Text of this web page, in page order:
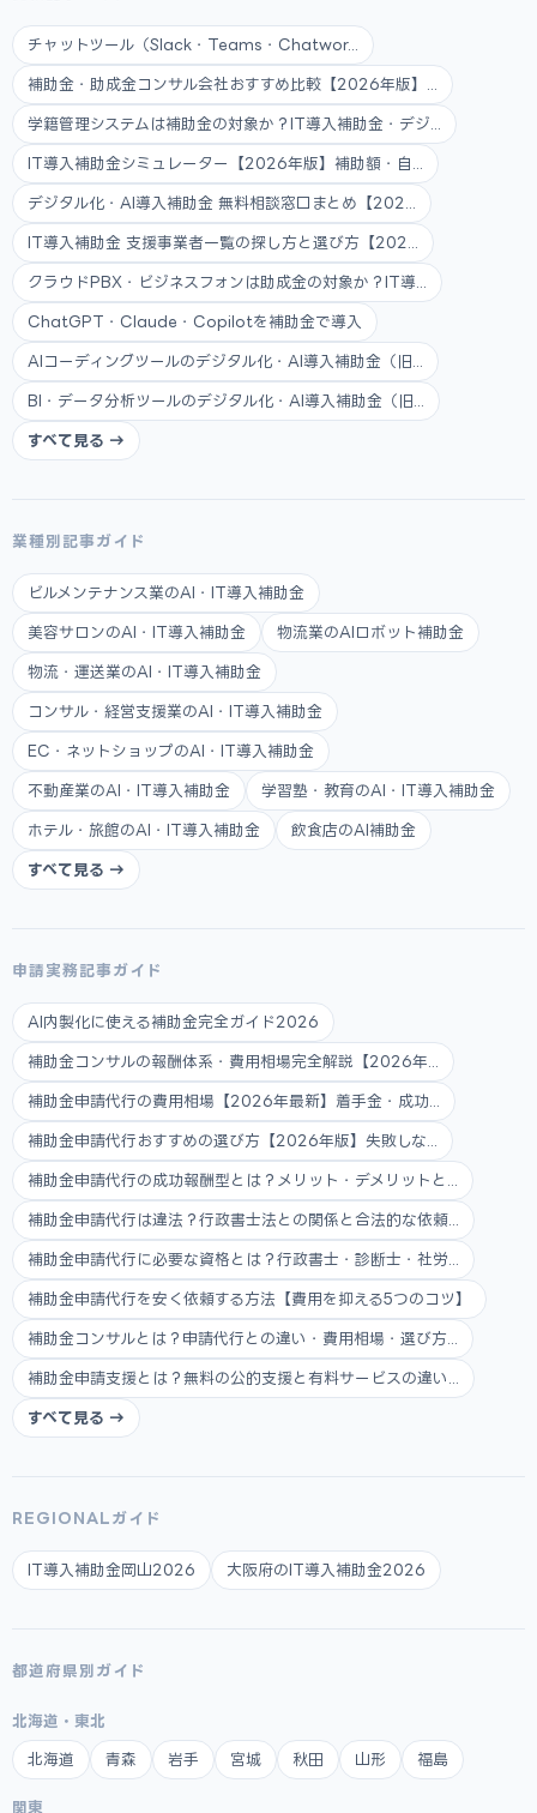
チャットツール（Slack・Teams・Chatwor...
補助金・助成金コンサル会社おすすめ比較【2026年版】...
学籍管理システムは補助金の対象か？IT導入補助金・デジ...
IT導入補助金シミュレーター【2026年版】補助額・自...
デジタル化・AI導入補助金 無料相談窓口まとめ【202...
IT導入補助金 支援事業者一覧の探し方と選び方【202...
クラウドPBX・ビジネスフォンは助成金の対象か？IT導...
ChatGPT・Claude・Copilotを補助金で導入
AIコーディングツールのデジタル化・AI導入補助金（旧...
BI・データ分析ツールのデジタル化・AI導入補助金（旧...
すべて見る →
業種別記事ガイド
ビルメンテナンス業のAI・IT導入補助金
美容サロンのAI・IT導入補助金 物流業のAIロボット補助金
物流・運送業のAI・IT導入補助金
コンサル・経営支援業のAI・IT導入補助金
EC・ネットショップのAI・IT導入補助金
不動産業のAI・IT導入補助金 学習塾・教育のAI・IT導入補助金
ホテル・旅館のAI・IT導入補助金 飲食店のAI補助金
すべて見る →
申請実務記事ガイド
AI内製化に使える補助金完全ガイド2026
補助金コンサルの報酬体系・費用相場完全解説【2026年...
補助金申請代行の費用相場【2026年最新】着手金・成功...
補助金申請代行おすすめの選び方【2026年版】失敗しな...
補助金申請代行の成功報酬型とは？メリット・デメリットと...
補助金申請代行は違法？行政書士法との関係と合法的な依頼...
補助金申請代行に必要な資格とは？行政書士・診断士・社労...
補助金申請代行を安く依頼する方法【費用を抑える5つのコツ】
補助金コンサルとは？申請代行との違い・費用相場・選び方...
補助金申請支援とは？無料の公的支援と有料サービスの違い...
すべて見る →
REGIONALガイド
IT導入補助金岡山2026 大阪府のIT導入補助金2026
都道府県別ガイド
北海道・東北
北海道 青森 岩手 宮城 秋田 山形 福島
関東